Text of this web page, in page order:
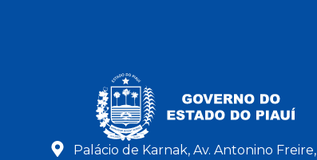
Palácio de Karnak, Av. Antonino Freire,